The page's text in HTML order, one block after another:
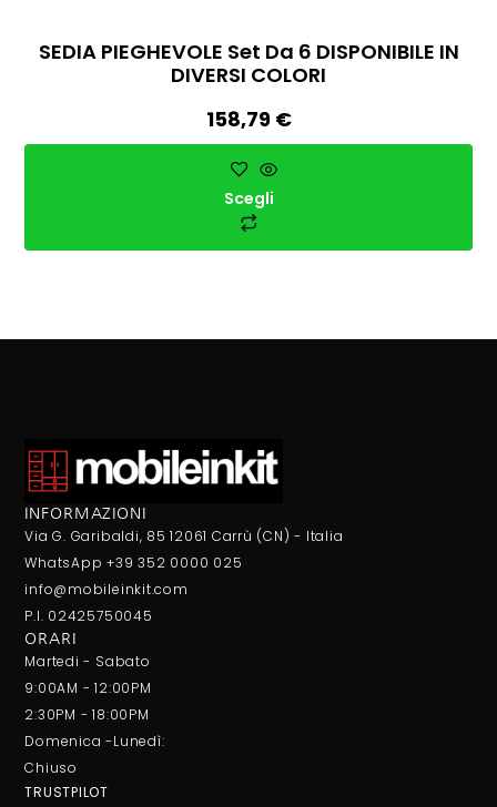
SEDIA PIEGHEVOLE Set Da 6 DISPONIBILE IN
DIVERSI COLORI
158,79 €
Scegli
INFORMAZIONI
Via G. Garibaldi, 85 12061 Carrù (CN) - Italia
WhatsApp +39 352 0000 025
info@mobileinkit.com
P.I. 02425750045
ORARI
Martedi - Sabato
9:00AM - 12:00PM
2:30PM - 18:00PM
Domenica -Lunedì:
Chiuso
TRUSTPILOT